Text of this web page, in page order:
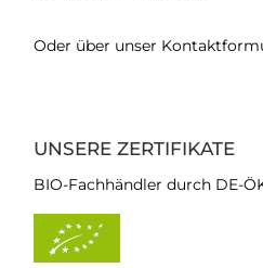
Oder über unser
UNSERE ZERTIFIKATE
BIO-Fachhändler durch DE-